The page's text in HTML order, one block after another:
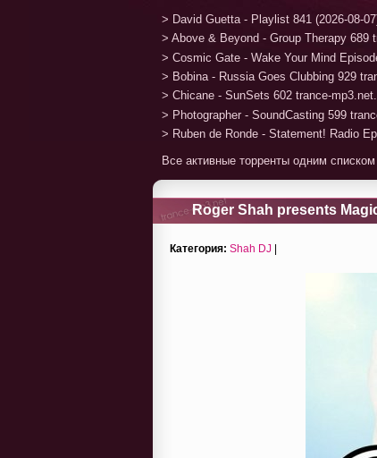
> David Guetta - Playlist 841 (2026-08-
> Above & Beyond - Group Therapy 689
> Cosmic Gate - Wake Your Mind
> Bobina - Russia Goes Clubbing 929
> Chicane - SunSets 602 trance-
> Photographer - SoundCasting 599
> Ruben de Ronde - Statement! Radio
Все активные торренты одним списком
Roger Shah presents
24-02-2012
Категория: Shah DJ |